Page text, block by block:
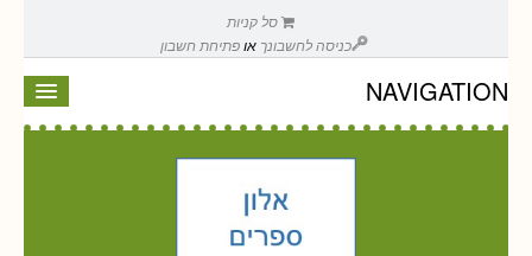
סל קניות
כניסה לחשבונך אופתיחת חשבון
NAVIGATION